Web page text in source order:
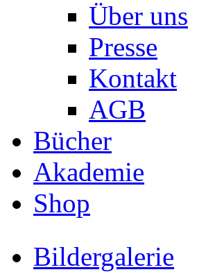
Über uns
Presse
Kontakt
AGB
Bücher
Akademie
Shop
Bildergalerie